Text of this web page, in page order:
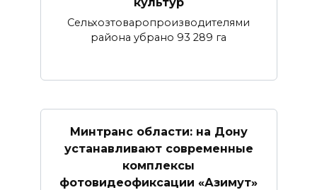
Сельхозтоваропроизводителями
района убрано 93 289 га
Минтранс области: на Дону
устанавливают современные
комплексы
фотовидеофиксации «Азимут»